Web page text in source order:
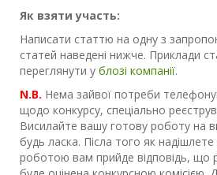
Як взяти участь:
Написати статтю на одну з
статей наведені нижче. Приклади
переглянути у блозі компанії.
N.B. Нема зайвої потреби
щодо конкурсу, спеціально
Висилайте вашу готову роботу на
будь ласка. Післа того як
роботою вам прийде відповідь, що